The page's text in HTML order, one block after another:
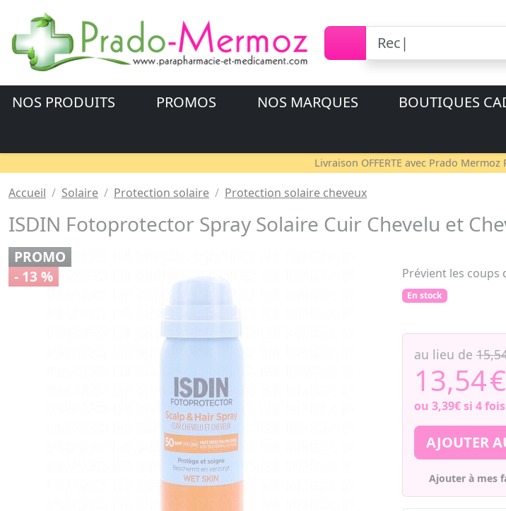
NOS PRODUITS PROMOS NOS MARQUES
BOUTIQUES
Livraison OFFERTE avec Prado Mermoz
Accueil Solaire Protection solaire Protection solaire cheveux
ISDIN Fotoprotector Spray Solaire Cuir Chevelu et
PROMO
- 13 %
Prévient les coups
En stock
au lieu de
13,54€
ou 3,39€si 4
AJOUTER
Ajouter à mes